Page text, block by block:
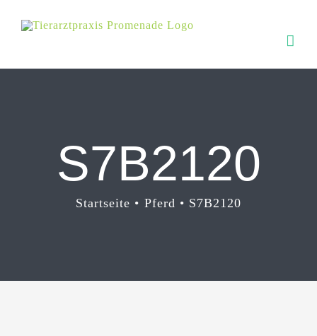
Inhalt
S7B2120
Startseite Pferd S7B2120